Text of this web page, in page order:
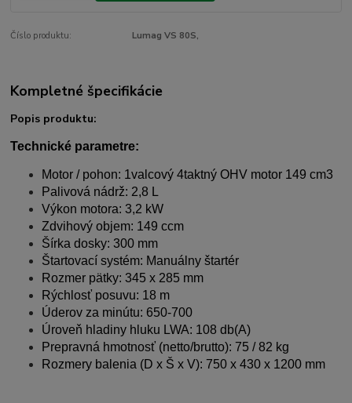
Číslo produktu: Lumag VS 80S,
Kompletné špecifikácie
Popis produktu:
Technické parametre:
Motor / pohon: 1valcový 4taktný OHV motor 149 cm3
Palivová nádrž: 2,8 L
Výkon motora: 3,2 kW
Zdvihový objem: 149 ccm
Šírka dosky: 300 mm
Štartovací systém: Manuálny štartér
Rozmer pätky: 345 x 285 mm
Rýchlosť posuvu: 18 m
Úderov za minútu: 650-700
Úroveň hladiny hluku LWA: 108 db(A)
Prepravná hmotnosť (netto/brutto): 75 / 82 kg
Rozmery balenia (D x Š x V): 750 x 430 x 1200 mm